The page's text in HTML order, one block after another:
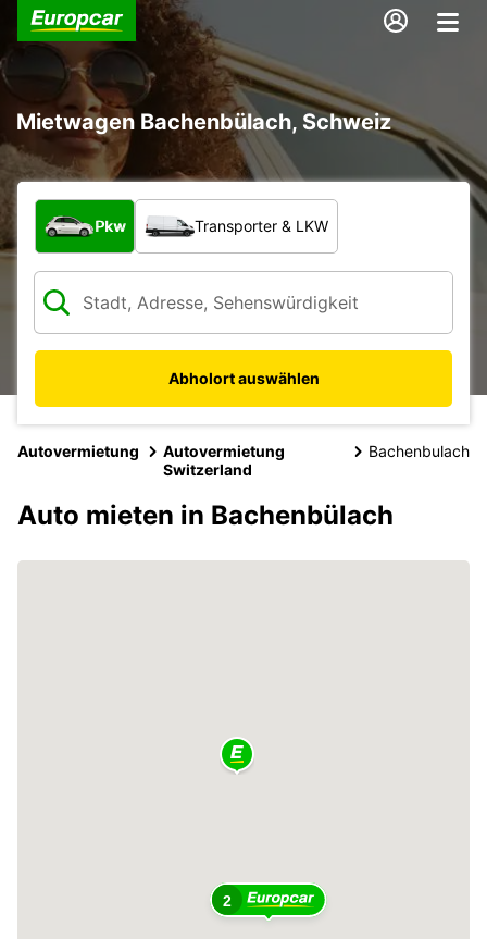
Mietwagen Bachenbülach, Schweiz
Welche Art von Fahrzeug?
Pkw Transporter & LKW
Abholort auswählen
Autovermietung
Autovermietung
Switzerland
Bachenbulach
Auto mieten in Bachenbülach
2